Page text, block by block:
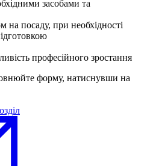
засобами та
на посаду, при необхідності
професійного зростання
форму, натиснувши на